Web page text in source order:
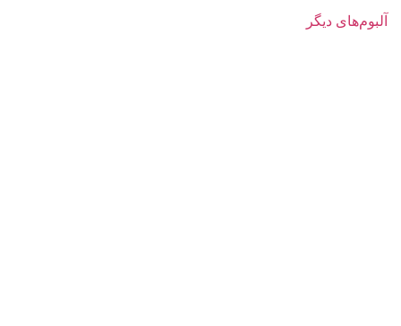
آلبوم‌های دیگر